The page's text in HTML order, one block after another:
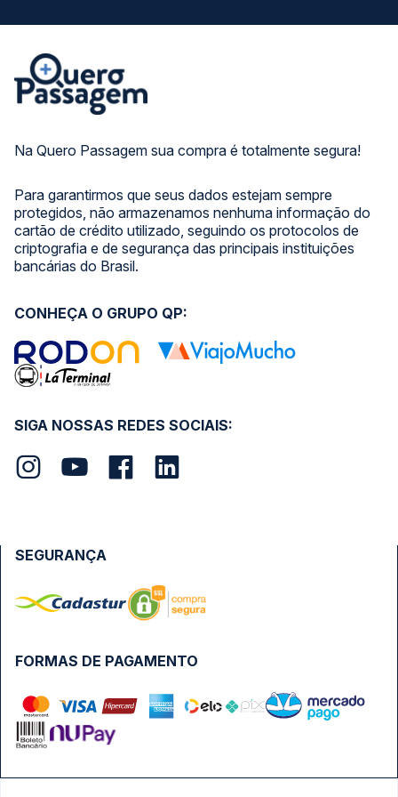
Na Quero Passagem sua compra é totalmente segura!
Para garantirmos que seus dados estejam sempre
protegidos, não armazenamos nenhuma informação do
cartão de crédito utilizado, seguindo os protocolos de
criptografia e de segurança das principais instituições
bancárias do Brasil.
SIGA NOSSAS REDES SOCIAIS:
CONHEÇA O GRUPO QP:
FORMAS DE PAGAMENTO
SEGURANÇA